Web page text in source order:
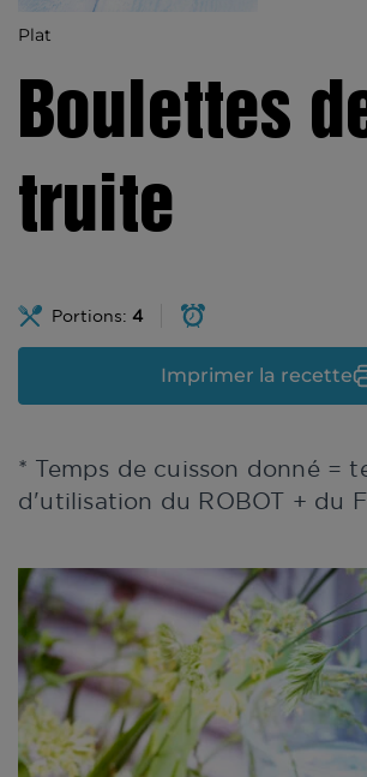
Plat
Boulettes
truite
Portions: 4
Imprimer la recette
* Temps de cuisson donné =
d'utilisation du ROBOT + du